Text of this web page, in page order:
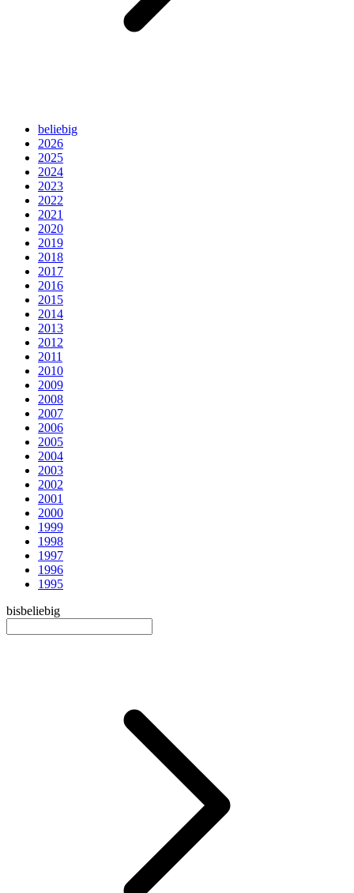
beliebig
2026
2025
2024
2023
2022
2021
2020
2019
2018
2017
2016
2015
2014
2013
2012
2011
2010
2009
2008
2007
2006
2005
2004
2003
2002
2001
2000
1999
1998
1997
1996
1995
bisbeliebig